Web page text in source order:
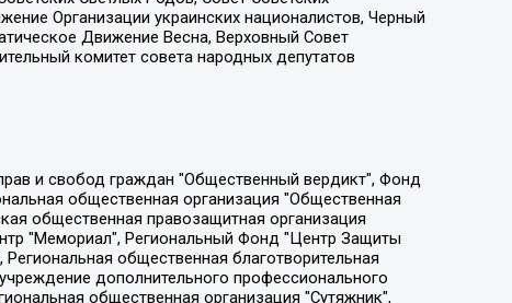
Организации украинских националистов, Черный
Движение Весна, Верховный Совет
комитет совета народных депутатов
Автономная некоммерческая организация по реализации социально-правовых программ "Лилит", Дальневосточное общественное движение "Маяк", Санкт-Петербургская ЛГБТ-инициативная группа "Выход", Инициативная группа ЛГБТ+ "Реверс", Алексеев Андрей Викторович, Бекбулатова Таисия Львовна, Беляев Иван Михайлович, Владыкина Елена Сергеевна, Гельман Марат Александрович, Никульшина Вероника Юрьевна, Толоконникова Надежда Андреевна, Шендерович Виктор Анатольевич, Общество с ограниченной ответственностью "Данное сообщение", Общество с ограниченной ответственностью Издательский дом "Новая глава", Айнбиндер Александра Александровна, Московский комьюнити-центр для ЛГБТ+инициатив, Благотворительный фонд развития филантропии, Deutsche Welle (Германия, Kurt-Schumacher-Strasse 3, 53113 Bonn), Борзунова Мария Михайловна, Воробьев Виктор Викторович, Голубева Анна Львовна, Константинова Алла Михайловна, Малкова Ирина Владимировна, Мурадов Мурад Абдулгалимович, Осетинская Елизавета Николаевна, Понасенков Евгений Николаевич, Ганапольский Матвей Юрьевич, Киселев Евгений Алексеевич, Борухович Ирина Григорьевна, Дремин Иван Тимофеевич, Дубровский Дмитрий Викторович, Красноярская региональная общественная организация поддержки и развития альтернативных образовательных технологий и межкультурных коммуникаций "ИНТЕРРА", Маяковская Екатерина Алексеевна, Фейгин Марк Захарович, Филимонов Андрей Викторович, Дзугкоева Регина Николаевна, Доброхотов Роман Александрович, Дудь Юрий Александрович, Елкин Сергей Владимирович, Кругликов Кирилл Игоревич, Сабунаева Мария Леонидовна, Семенов Алексей Владимирович, Шаинян Карен Багратович, Шульман Екатерина Михайловна, Асафьев Артур Валерьевич, Вахштайн Виктор Семенович, Венедиктов Алексей Алексеевич, Лушникова Екатерина Евгеньевна, Волков Леонид Михайлович, Невзоров Александр Глебович, Пархоменко Сергей Борисович, Сироткин Ярослав Николаевич, Кара-Мурза Владимир Владимирович, Баранова Наталья Владимировна, Гозман Леонид Яковлевич, Кагарлицкий Борис Юльевич, Климарев Михаил Валерьевич, Милов Владимир Станиславович, Автономная некоммерческая организация Краснодарский центр современного искусства "Типография", Моргенштерн Алишер Тагирович, Соболь Любовь Эдуардовна, Общество с ограниченной ответственностью "ЛИЗА НОРМ", Каспаров Гарри Кимович, Ходорковский Михаил Борисович, Общество с ограниченной ответственностью "Апрельские тезисы", Данилович Ирина Брониславовна, Кашин Олег Владимирович, Петров Николай Владимирович, Пивоваров Алексей Владимирович, Соколов Михаил Владимирович, Цветкова Юлия Владимировна, Чичваркин Евгений Александрович, Комитет против пыток/Команда против пыток, Общество с ограниченной ответственностью "Первый научный", Общество с ограниченной ответственностью "Вертолет и ко", Белоцерковская Вероника Борисовна, Кац Максим Евгеньевич, Лазарева Татьяна Юрьевна, Шаведдинов Руслан Табризович, Яшин Илья Валерьевич, Общество с ограниченной ответственностью "Иноагент ААВ", Алешковский Дмитрий Петрович, Альбац Евгения Марковна, Быков Дмитрий Львович, Галямина Юлия Евгеньевна, Лойко Сергей Леонидович, Мартынов Кирилл Константинович, Медведев Сергей Александрович, Крашенинников Федор Геннадиевич, Гордеева Катерина Вл